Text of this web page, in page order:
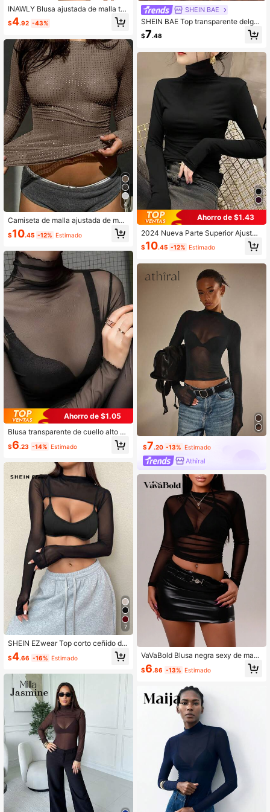
INAWLY Blusa ajustada de malla tra
nsparente con patrón de letras de st
rass y cuello alto de manga larga pa
$4.92 -43%
4
Camiseta de malla ajustada de man
ga larga con cuello redondo y cuent
as brillantes estilo Y2K casual
$10.45 -12% Estimado
Ahorro de $1.05
Blusa transparente de cuello alto se
xy para mujer, jersey ajustado de m
anga larga informal negro de primav
$6.23 -14% Estimado
7
SHEIN EZwear Top corto ceñido de
cuello alto y de malla transparente
negra
$4.66 -16% Estimado
SHEIN BAE
SHEIN BAE Top transparente delga
do sin sujetador
$7.48
Ahorro de $1.43
2024 Nueva Parte Superior Ajustad
a de Cuello Alto, Jersey Negro Delg
ado de Manga Larga para Primaver
$10.45 -12% Estimado
$7.20 -13% Estimado
Athîral
VaVaBold Blusa negra sexy de man
ga larga de malla con pliegues para
mujeres
$6.86 -13% Estimado